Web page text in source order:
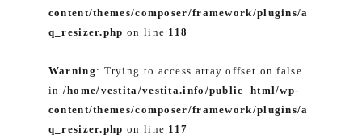
content/themes/composer/framework/plugins/a
q_resizer.php on line 118
Warning : Trying to access array offset on false
in /home/vestita/vestita.info/public_html/wp-
content/themes/composer/framework/plugins/a
q_resizer.php on line 117